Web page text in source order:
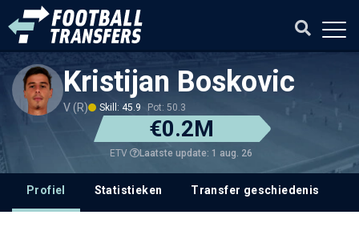
Kristijan Boskovic
V (R) Skill: 45.9 Pot: 50.3
€0.2M
ETV Laatste update: 1 aug. 26
Profiel Statistieken Transfer geschiedenis